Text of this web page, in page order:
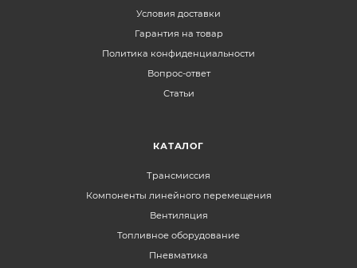
Условия доставки
Гарантия на товар
Политика конфиденциальности
Вопрос-ответ
Статьи
КАТАЛОГ
Трансмиссия
Компоненты линейного перемещения
Вентиляция
Топливное оборудование
Пневматика